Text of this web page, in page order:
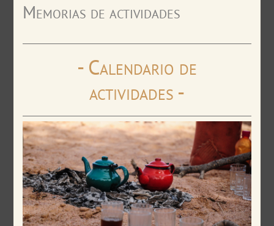
Memorias de actividades
- Calendario de
actividades -